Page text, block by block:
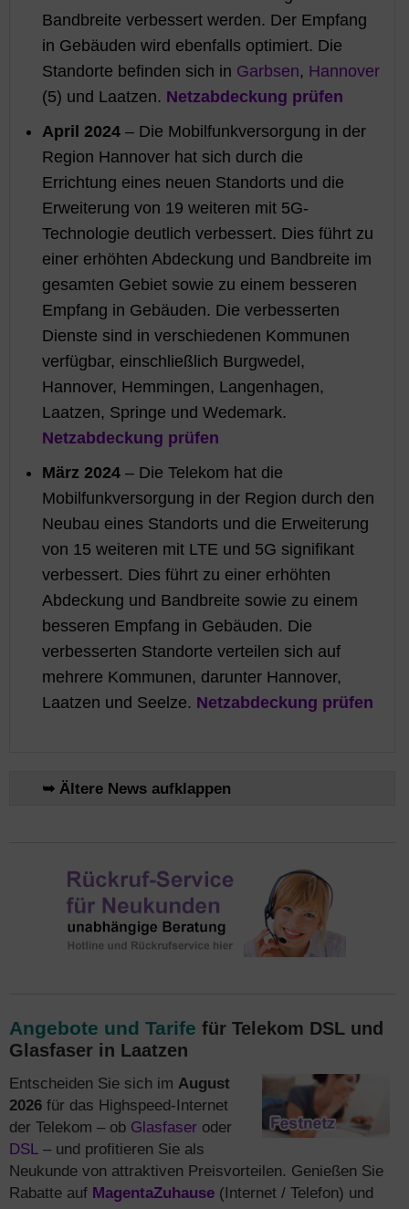
Bandbreite verbessert werden. Der Empfang
in Gebäuden wird ebenfalls optimiert. Die
Standorte befinden sich in Garbsen, Hannover
(5) und Laatzen. Netzabdeckung prüfen
April 2024 – Die Mobilfunkversorgung in der
Region Hannover hat sich durch die
Errichtung eines neuen Standorts und die
Erweiterung von 19 weiteren mit 5G-
Technologie deutlich verbessert. Dies führt zu
einer erhöhten Abdeckung und Bandbreite im
gesamten Gebiet sowie zu einem besseren
Empfang in Gebäuden. Die verbesserten
Dienste sind in verschiedenen Kommunen
verfügbar, einschließlich Burgwedel,
Hannover, Hemmingen, Langenhagen,
Laatzen, Springe und Wedemark.
Netzabdeckung prüfen
März 2024 – Die Telekom hat die
Mobilfunkversorgung in der Region durch den
Neubau eines Standorts und die Erweiterung
von 15 weiteren mit LTE und 5G signifikant
verbessert. Dies führt zu einer erhöhten
Abdeckung und Bandbreite sowie zu einem
besseren Empfang in Gebäuden. Die
verbesserten Standorte verteilen sich auf
mehrere Kommunen, darunter Hannover,
Laatzen und Seelze. Netzabdeckung prüfen
➥ Ältere News aufklappen
Angebote und Tarife für Telekom DSL und
Glasfaser in Laatzen
Entscheiden Sie sich im August
2026 für das Highspeed-Internet
der Telekom – ob Glasfaser oder
DSL – und profitieren Sie als
Neukunde von attraktiven Preisvorteilen. Genießen Sie
Rabatte auf MagentaZuhause (Internet / Telefon) und